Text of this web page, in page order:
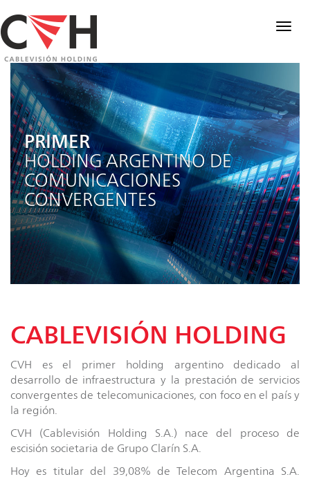
PRIMER
HOLDING ARGENTINO DE
COMUNICACIONES
CONVERGENTES
CABLEVISIÓN HOLDING
CVH es el primer holding argentino dedicado al
desarrollo de infraestructura y la prestación de servicios
convergentes de telecomunicaciones, con foco en el país y
la región.
CVH (Cablevisión Holding S.A.) nace del proceso de
escisión societaria de Grupo Clarín S.A.
Hoy es titular del 39,08% de Telecom Argentina S.A.